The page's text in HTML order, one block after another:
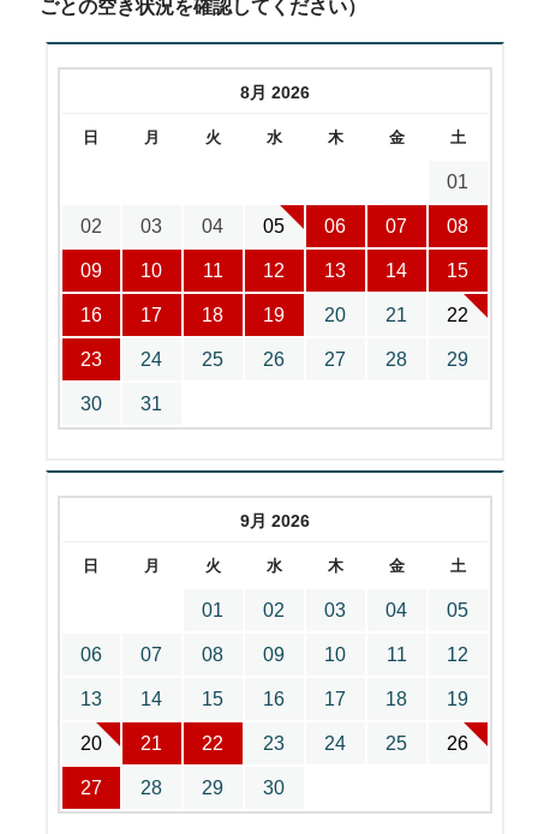
ごとの空き状況を確認してください）
8月 2026
日 月 火 水 木 金 土
01
02 03 04 05 06 07 08
09 10 11 12 13 14 15
16 17 18 19 20 21 22
23 24 25 26 27 28 29
30 31
9月 2026
日 月 火 水 木 金 土
01 02 03 04 05
06 07 08 09 10 11 12
13 14 15 16 17 18 19
20 21 22 23 24 25 26
27 28 29 30